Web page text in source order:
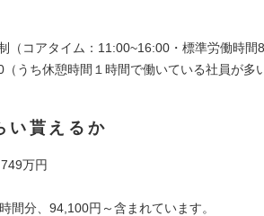
（コアタイム：11:00~16:00・標準労働時間8
うち休憩時間１時間で働いている社員が多
い貰えるか
万円
間分、94,100円～含まれています。